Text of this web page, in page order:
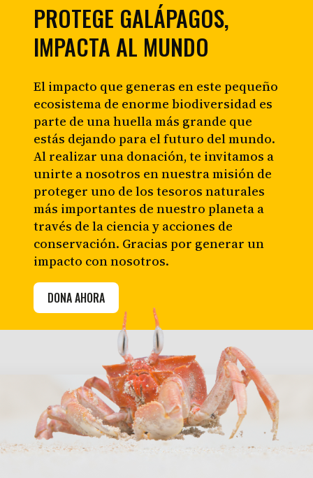
PROTEGE GALÁPAGOS,
IMPACTA AL MUNDO
El impacto que generas en este pequeño
ecosistema de enorme biodiversidad es
parte de una huella más grande que
estás dejando para el futuro del mundo.
Al realizar una donación, te invitamos a
unirte a nosotros en nuestra misión de
proteger uno de los tesoros naturales
más importantes de nuestro planeta a
través de la ciencia y acciones de
conservación. Gracias por generar un
impacto con nosotros.
DONA AHORA